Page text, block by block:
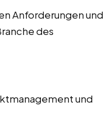
Anforderungen und
des
und